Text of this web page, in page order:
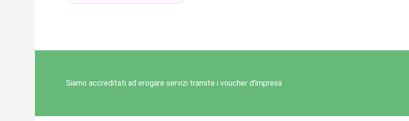
Siamo accreditati ad erogare servizi tramite i voucher d'impresa